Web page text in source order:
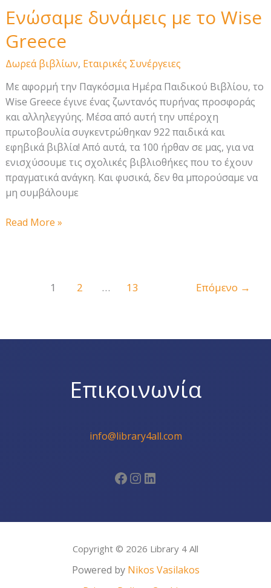
Ενώσαμε δυνάμεις με το Wise
Greece
Δωρεά βιβλίων, Εταιρικές Συνέργειες
Με αφορμή την Παγκόσμια Ημέρα Παιδικού Βιβλίου, το
Wise Greece έγινε ένας ζωντανός πυρήνας προσφοράς
και αλληλεγγύης. Μέσα από αυτή την υπέροχη
πρωτοβουλία συγκεντρώθηκαν 922 παιδικά και
εφηβικά βιβλία! Από αυτά, τα 100 ήρθαν σε μας, για να
ενισχύσουμε τις σχολικές βιβλιοθήκες που το έχουν
πραγματικά ανάγκη. Και φυσικά, δεν θα μπορούσαμε να
μη συμβάλουμε
Ενώσαμε
Read More »
1 2 … 13 Επόμενο →
Επικοινωνία
info@library4all.com
Facebook
Instagram
Linkedin
Copyright © 2026 Library 4 All
Powered by Nikos Vasilakos